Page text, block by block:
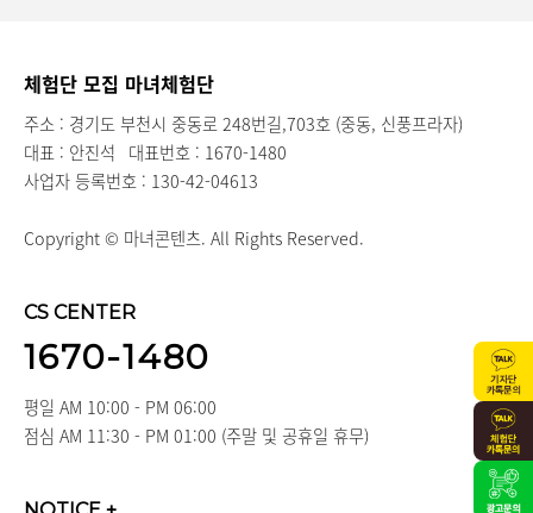
체험단 모집 마녀체험단
주소 : 경기도 부천시 중동로 248번길,703호 (중동, 신풍프라자)
대표 : 안진석 대표번호 : 1670-1480
사업자 등록번호 : 130-42-04613
Copyright © 마녀콘텐츠. All Rights Reserved.
CS CENTER
1670-1480
평일 AM 10:00 - PM 06:00
점심 AM 11:30 - PM 01:00 (주말 및 공휴일 휴무)